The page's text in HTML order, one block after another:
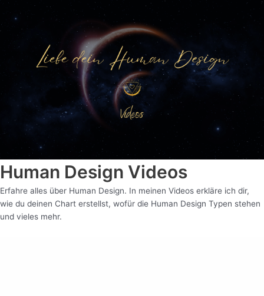
Human Design Videos
Erfahre alles über Human Design. In meinen Videos erkläre ich dir,
wie du deinen Chart erstellst, wofür die Human Design Typen stehen
und vieles mehr.